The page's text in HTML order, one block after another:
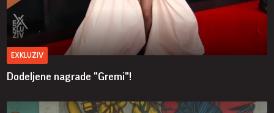
EXKLUZIV
Dodeljene nagrade "Gremi"!